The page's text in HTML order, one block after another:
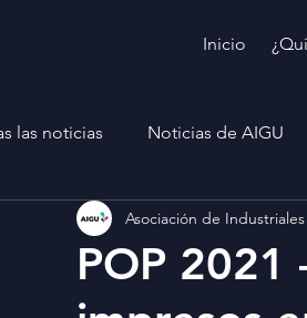
Inicio
las noticias Noticias de AIGU
POP 2021
Asociación de